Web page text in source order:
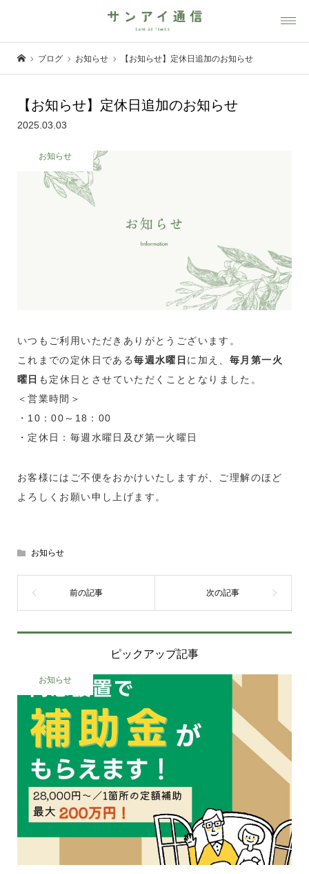
ブログ お知らせ 【お知らせ】定休日追加のお知らせ
【お知らせ】定休日追加のお知らせ
2025.03.03
お知らせ
いつもご利用いただきありがとうございます。
これまでの定休日である毎週水曜日 に加え、 毎月第一火
曜日 も定休日とさせていただくこととなりました。
＜営業時間＞
・10：00～18：00
・定休日：毎週水曜日及び第一火曜日
お客様にはご不便をおかけいたしますが、ご理解のほど
よろしくお願い申し上げます。
お知らせ
ピックアップ記事
お知らせ